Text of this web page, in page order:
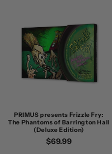
PRIMUS presents Frizzle Fry:
The Phantoms of Barrington Hall
(Deluxe Edition)
정
$69.99